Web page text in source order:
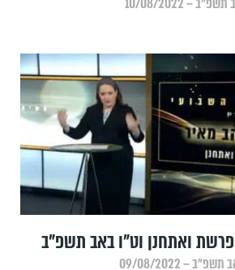
ואתחנן וט"ו באב תשפ"ב
– 09/08/2022